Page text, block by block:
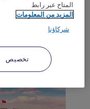
طرابزون
المتاح عبر رابط
المزيد من المعلومات
شركاؤنا
تخصيص